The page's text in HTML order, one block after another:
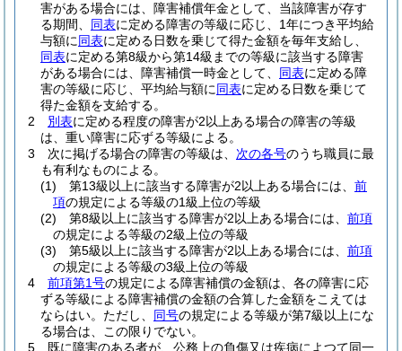
害がある場合には、障害補償年金として、当該障害が存す
る期間、 同表に定める障害の等級に応じ、1年につき平均給
与額に同表に定める日数を乗じて得た金額を毎年支給し、
同表に定める第8級から第14級までの等級に該当する障害
がある場合には、障害補償一時金として、 同表に定める障
害の等級に応じ、平均給与額に同表に定める日数を乗じて
得た金額を支給する。
2
別表に定める程度の障害が2以上ある場合の障害の等級
は、重い障害に応ずる等級による。
3
次に掲げる場合の障害の等級は、 次の各号のうち職員に最
も有利なものによる。
(1)
第13級以上に該当する障害が2以上ある場合には、 前
項の規定による等級の1級上位の等級
(2)
第8級以上に該当する障害が2以上ある場合には、 前項
の規定による等級の2級上位の等級
(3)
第5級以上に該当する障害が2以上ある場合には、 前項
の規定による等級の3級上位の等級
4
前項第1号の規定による障害補償の金額は、各の障害に応
ずる等級による障害補償の金額の合算した金額をこえては
ならはい。 ただし、 同号の規定による等級が第7級以上にな
る場合は、この限りでない。
5
既に障害のある者が、公務上の負傷又は疾病によつて同一